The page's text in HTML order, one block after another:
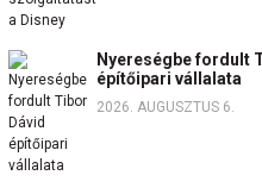
Nyereségbe fordult
építőipari vállalata
2026. AUGUSZTUS 6.